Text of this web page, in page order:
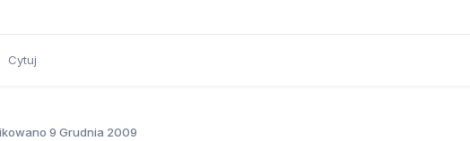
Cytuj
9 Grudnia 2009